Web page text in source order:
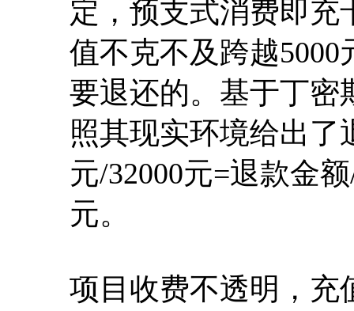
定，预支式消费即充
值不克不及跨越5000
要退还的。基于丁密
照其现实环境给出了
元/32000元=退款金
元。
项目收费不透明，充